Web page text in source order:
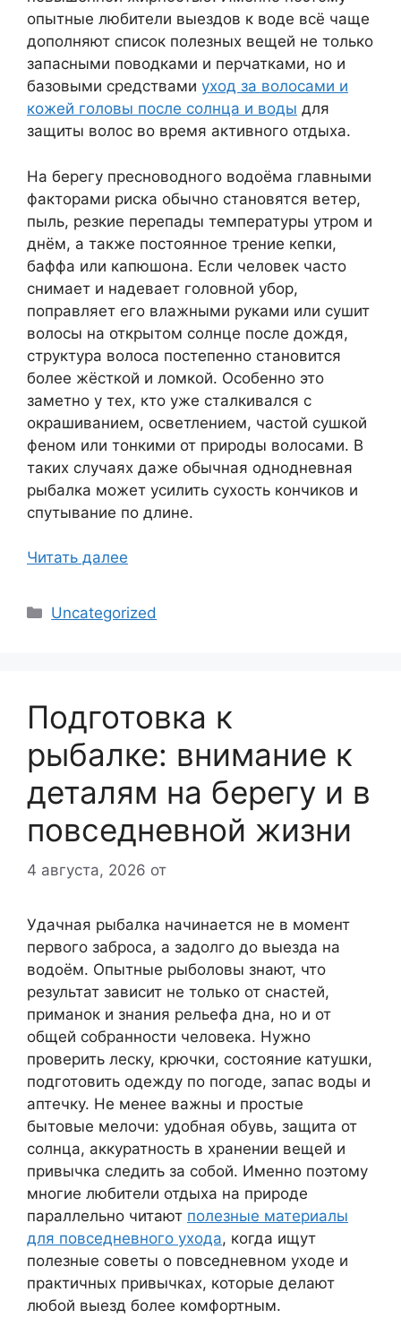
опытные любители выездов к воде всё чаще
дополняют список полезных вещей не только
запасными поводками и перчатками, но и
базовыми средствами уход за волосами и
кожей головы после солнца и воды для
защиты волос во время активного отдыха.
На берегу пресноводного водоёма главными
факторами риска обычно становятся ветер,
пыль, резкие перепады температуры утром и
днём, а также постоянное трение кепки,
баффа или капюшона. Если человек часто
снимает и надевает головной убор,
поправляет его влажными руками или сушит
волосы на открытом солнце после дождя,
структура волоса постепенно становится
более жёсткой и ломкой. Особенно это
заметно у тех, кто уже сталкивался с
окрашиванием, осветлением, частой сушкой
феном или тонкими от природы волосами. В
таких случаях даже обычная однодневная
рыбалка может усилить сухость кончиков и
спутывание по длине.
Читать далее
Рубрики
Uncategorized
Подготовка к
рыбалке: внимание к
деталям на берегу и в
повседневной жизни
4 августа, 2026 от
Удачная рыбалка начинается не в момент
первого заброса, а задолго до выезда на
водоём. Опытные рыболовы знают, что
результат зависит не только от снастей,
приманок и знания рельефа дна, но и от
общей собранности человека. Нужно
проверить леску, крючки, состояние катушки,
подготовить одежду по погоде, запас воды и
аптечку. Не менее важны и простые
бытовые мелочи: удобная обувь, защита от
солнца, аккуратность в хранении вещей и
привычка следить за собой. Именно поэтому
многие любители отдыха на природе
параллельно читают полезные материалы
для повседневного ухода, когда ищут
полезные советы о повседневном уходе и
практичных привычках, которые делают
любой выезд более комфортным.